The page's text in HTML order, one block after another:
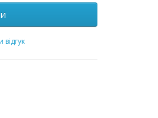
відгук